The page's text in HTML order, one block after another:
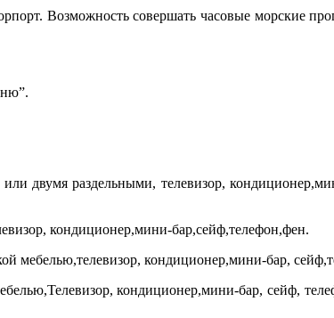
Возможность совершать часовые морские
двумя раздельными, телевизор,
кондиционер,мини-бар,сейф,телефон,фен.
мебелью,телевизор, кондиционер,мини-бар,
кондиционер,мини-бар, сейф,